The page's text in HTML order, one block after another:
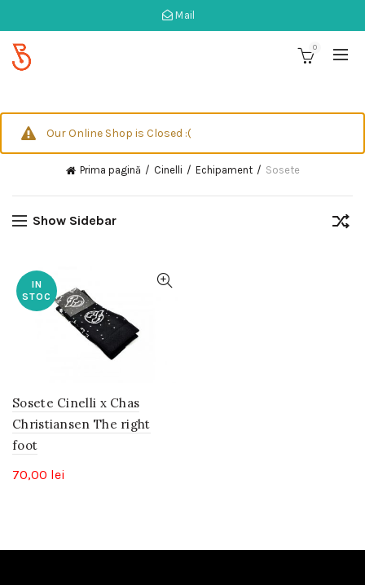
Mail
0
Our Online Shop is Closed :(
Prima pagină Cinelli Echipament Sosete
Show Sidebar
IN
STOC
Sosete Cinelli x Chas
Christiansen The right
foot
70,00 lei